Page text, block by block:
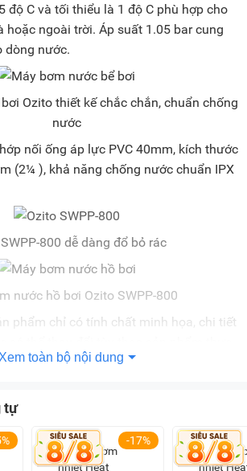
độ C và tối thiểu là 1 độ C phù hợp cho
hoặc ngoài trời. Áp suất 1.05 bar cung
dòng nước.
Ozito thiết kế chắc chắn, chuẩn chống
nước
nối ống áp lực PVC 40mm, kích thước
(2¼ ), khả năng chống nước chuẩn IPX
800 dễ dàng đổ bỏ rác
nước hồ bơi Ozito SWPP-800
phẩm chỉ có tính chất minh họa, chi tiết
Xem toàn bộ nội dung
tự
-17%